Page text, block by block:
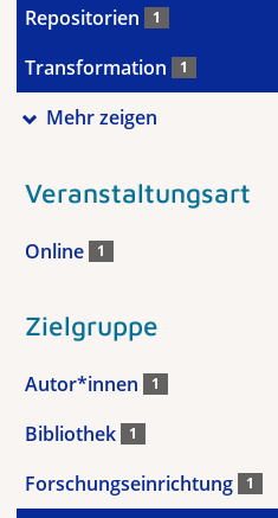
Repositorien 1
Transformation 1
Mehr zeigen
Veranstaltungsart
Online 1
Zielgruppe
Autor*innen 1
Bibliothek 1
Forschungseinrichtung 1